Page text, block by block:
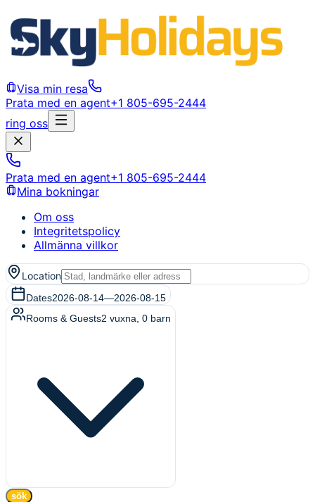
Visa min resa
Prata med en agent+1 805-695-2444
ring oss
Prata med en agent+1 805-695-2444
Mina bokningar
Om oss
Integritetspolicy
Allmänna villkor
Location
Dates2026-08-14—2026-08-15
Rooms & Guests2 vuxna 0 barn
sök